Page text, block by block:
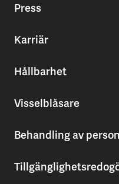
Press
Karriär
Hållbarhet
Visselblåsare
Behandling av